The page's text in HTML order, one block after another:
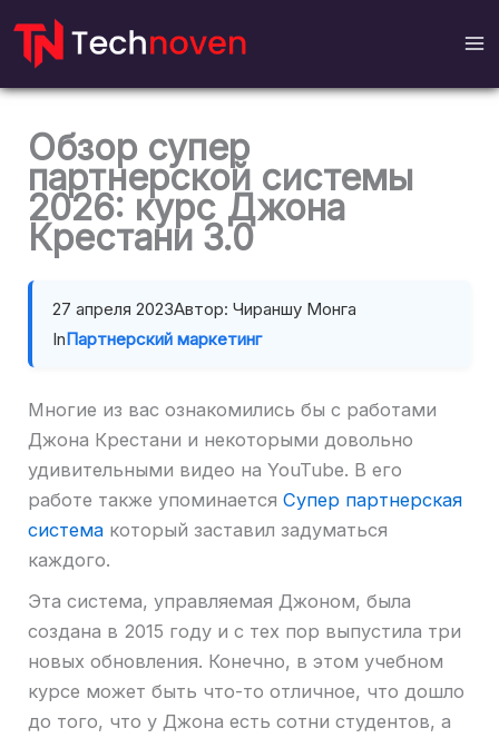
перейти
содержанию
Обзор супер
партнерской системы
2026: курс Джона
Крестани 3.0
27 апреля 2023Автор: Чираншу Монга
InПартнерский маркетинг
Многие из вас ознакомились бы с работами
Джона Крестани и некоторыми довольно
удивительными видео на YouTube. В его
работе также упоминается Супер партнерская
система который заставил задуматься
каждого.
Эта система, управляемая Джоном, была
создана в 2015 году и с тех пор выпустила три
новых обновления. Конечно, в этом учебном
курсе может быть что-то отличное, что дошло
до того, что у Джона есть сотни студентов, а